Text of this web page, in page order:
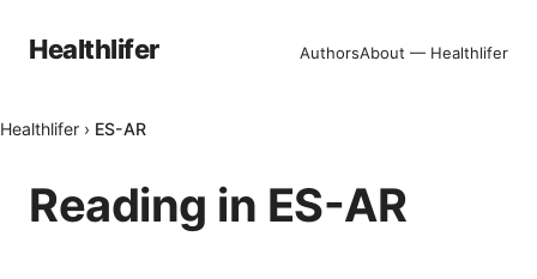
Healthlifer AuthorsAbout — Healthlifer
Healthlifer › ES-AR
Reading in ES-AR